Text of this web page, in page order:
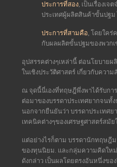
ประการที่สอง, เป็นเรื่องเจ
ประเทศผู้ผลิตสินค้าขั้นปฐม
ประการที่สามคือ, โดยใคร่
กับผลผลิตขั้นปฐมของพวกเ
อุปสรรคต่างๆเหล่านี้ ต่อนโยบาย
ในเชิงประวัติศาสตร์ เกี่ยวกับควา
ณ จุดนี้นี่เองที่ทฤษฎีพึ่งพาได้รับกา
ต่อมาของบรรดาประเทศยากจนทั้
นอกจากยืนยันว่า บรรดาประเทศ
เทคนิคต่างๆของเศรษฐศาสตร์สมั
แต่อย่างไรก็ตาม บรรดานักทฤษฎี
ของทุนนิยม. และกลุ่มความคิดใหม่
ดังกล่าว เป็นผลโดยตรงอันหนึ่งขอ